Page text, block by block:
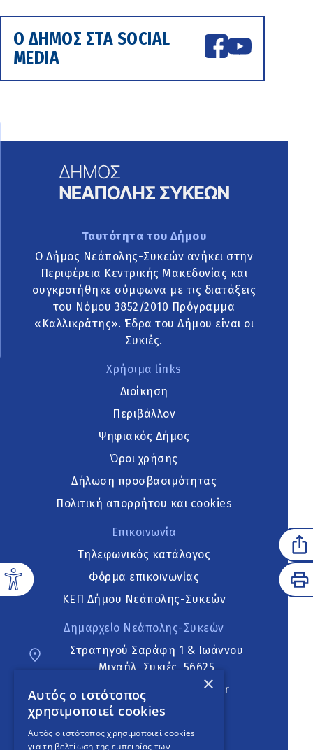
Ο ΔΗΜΟΣ ΣΤΑ SOCIAL
MEDIA
Ταυτότητα του Δήμου
Ο Δήμος Νεάπολης-Συκεών ανήκει στην
Περιφέρεια Κεντρικής Μακεδονίας και
συγκροτήθηκε σύμφωνα με τις διατάξεις
του Νόμου 3852/2010 Πρόγραμμα
«Καλλικράτης». Έδρα του Δήμου είναι οι
Συκιές.
Χρήσιμα links
Διοίκηση
Περιβάλλον
Ψηφιακός Δήμος
Όροι χρήσης
Δήλωση προσβασιμότητας
Πολιτική απορρήτου και cookies
Επικοινωνία
Τηλεφωνικός κατάλογος
Φόρμα επικοινωνίας
ΚΕΠ Δήμου Νεάπολης-Συκεών
Δημαρχείο Νεάπολης-Συκεών
Στρατηγού Σαράφη 1 & Ιωάννου
Μιχαήλ, Συκιές, 56625
neapoli.sykies@ddt.gov.gr
Ακολουθήστε
×
Αυτός ο ιστότοπος
χρησιμοποιεί cookies
Αυτός ο ιστότοπος χρησιμοποιεί cookies
για τη βελτίωση της εμπειρίας των